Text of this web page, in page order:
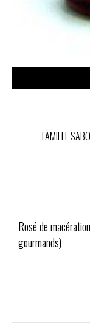
FAMILLE
Rosé de
gourmands)